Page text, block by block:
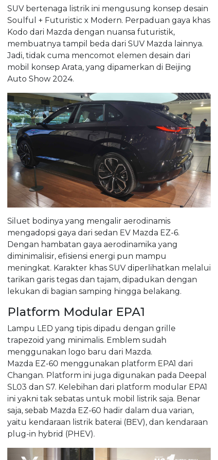
SUV bertenaga listrik ini mengusung konsep desain
Soulful + Futuristic x Modern. Perpaduan gaya khas
Kodo dari Mazda dengan nuansa futuristik,
membuatnya tampil beda dari SUV Mazda lainnya.
Jadi, tidak cuma mencomot elemen desain dari
mobil konsep Arata, yang dipamerkan di Beijing
Auto Show 2024.
Siluet bodinya yang mengalir aerodinamis
mengadopsi gaya dari sedan EV Mazda EZ-6.
Dengan hambatan gaya aerodinamika yang
diminimalisir, efisiensi energi pun mampu
meningkat. Karakter khas SUV diperlihatkan melalui
tarikan garis tegas dan tajam, dipadukan dengan
lekukan di bagian samping hingga belakang.
Platform Modular EPA1
Lampu LED yang tipis dipadu dengan grille
trapezoid yang minimalis. Emblem sudah
menggunakan logo baru dari Mazda.
Mazda EZ-60 menggunakan platform EPA1 dari
Changan. Platform ini juga digunakan pada Deepal
SL03 dan S7. Kelebihan dari platform modular EPA1
ini yakni tak sebatas untuk mobil listrik saja. Benar
saja, sebab Mazda EZ-60 hadir dalam dua varian,
yaitu kendaraan listrik baterai (BEV), dan kendaraan
plug-in hybrid (PHEV).